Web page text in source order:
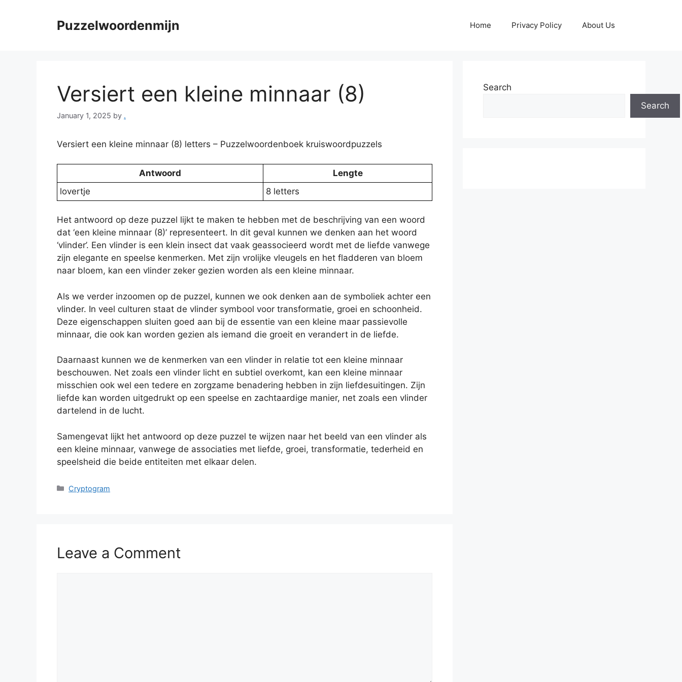
Puzzelwoordenmijn Home Privacy Policy About Us
Versiert een kleine minnaar (8)
January 1, 2025 by .
Versiert een kleine minnaar (8) letters – Puzzelwoordenboek kruiswoordpuzzels
Antwoord
Lengte
lovertje
8 letters
Het antwoord op deze puzzel lijkt te maken te hebben met de beschrijving van een woord
dat ‘een kleine minnaar (8)’ representeert. In dit geval kunnen we denken aan het woord
‘vlinder’. Een vlinder is een klein insect dat vaak geassocieerd wordt met de liefde vanwege
zijn elegante en speelse kenmerken. Met zijn vrolijke vleugels en het fladderen van bloem
naar bloem, kan een vlinder zeker gezien worden als een kleine minnaar.
Als we verder inzoomen op de puzzel, kunnen we ook denken aan de symboliek achter een
vlinder. In veel culturen staat de vlinder symbool voor transformatie, groei en schoonheid.
Deze eigenschappen sluiten goed aan bij de essentie van een kleine maar passievolle
minnaar, die ook kan worden gezien als iemand die groeit en verandert in de liefde.
Daarnaast kunnen we de kenmerken van een vlinder in relatie tot een kleine minnaar
beschouwen. Net zoals een vlinder licht en subtiel overkomt, kan een kleine minnaar
misschien ook wel een tedere en zorgzame benadering hebben in zijn liefdesuitingen. Zijn
liefde kan worden uitgedrukt op een speelse en zachtaardige manier, net zoals een vlinder
dartelend in de lucht.
Samengevat lijkt het antwoord op deze puzzel te wijzen naar het beeld van een vlinder als
een kleine minnaar, vanwege de associaties met liefde, groei, transformatie, tederheid en
speelsheid die beide entiteiten met elkaar delen.
Categories
Cryptogram
Leave a Comment
Search
Search